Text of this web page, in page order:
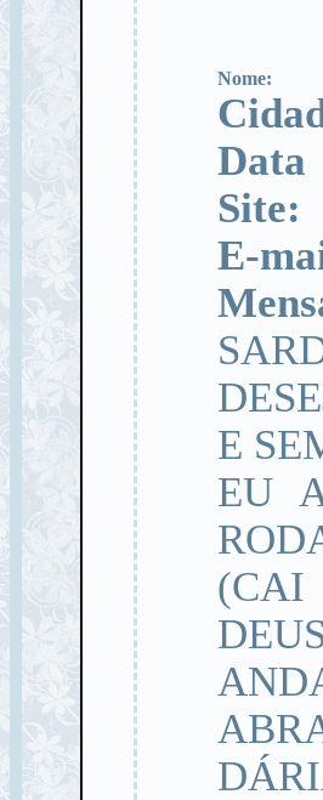
Nome:
Data
Site:
E-
E
EU
(CAI